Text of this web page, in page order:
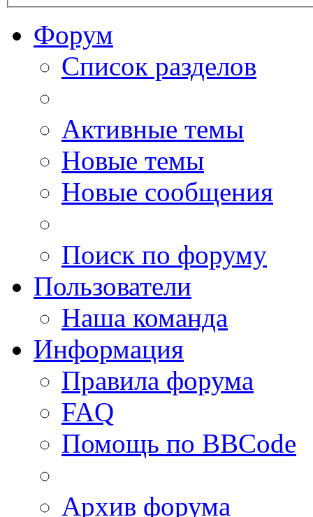
Форум
Список разделов
Активные темы
Новые темы
Новые сообщения
Поиск по форуму
Пользователи
Наша команда
Информация
Правила форума
FAQ
Помощь по BBCode
Архив форума